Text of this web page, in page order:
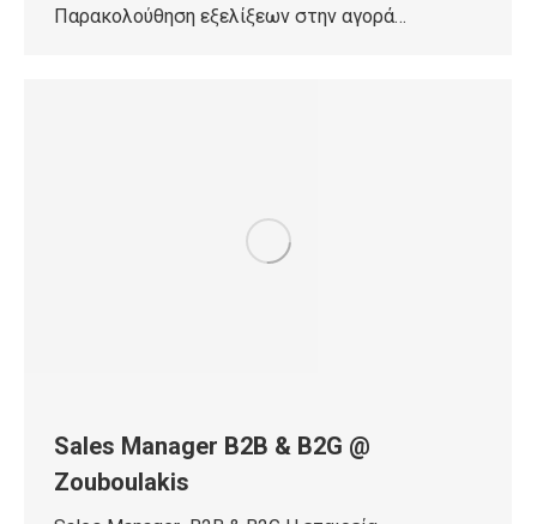
Παρακολούθηση εξελίξεων στην αγορά…
Sales Manager B2B & B2G @
Zouboulakis